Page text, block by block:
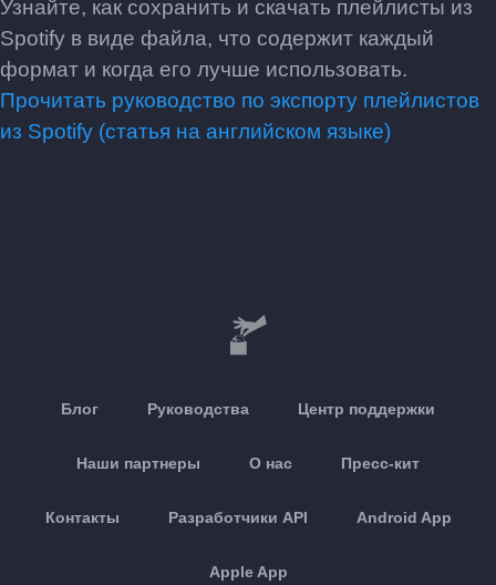
Узнайте, как сохранить и скачать плейлисты из
Spotify в виде файла, что содержит каждый
формат и когда его лучше использовать.
Прочитать руководство по экспорту плейлистов
из Spotify (статья на английском языке)
Блог Руководства Центр поддержки
Наши партнеры О нас Пресс-кит
Контакты Разработчики API Android App
Apple App